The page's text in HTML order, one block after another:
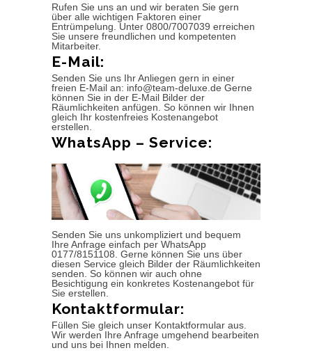
Rufen Sie uns an und wir beraten Sie gern
über alle wichtigen Faktoren einer
Entrümpelung. Unter 0800/7007039 erreichen
Sie unsere freundlichen und kompetenten
Mitarbeiter.
E-Mail:
Senden Sie uns Ihr Anliegen gern in einer
freien E-Mail an: info@team-deluxe.de Gerne
können Sie in der E-Mail Bilder der
Räumlichkeiten anfügen. So können wir Ihnen
gleich Ihr kostenfreies Kostenangebot
erstellen.
WhatsApp – Service:
Senden Sie uns unkompliziert und bequem
Ihre Anfrage einfach per WhatsApp
0177/8151108. Gerne können Sie uns über
diesen Service gleich Bilder der Räumlichkeiten
senden. So können wir auch ohne
Besichtigung ein konkretes Kostenangebot für
Sie erstellen.
Kontaktformular:
Füllen Sie gleich unser Kontaktformular aus.
Wir werden Ihre Anfrage umgehend bearbeiten
und uns bei Ihnen melden.